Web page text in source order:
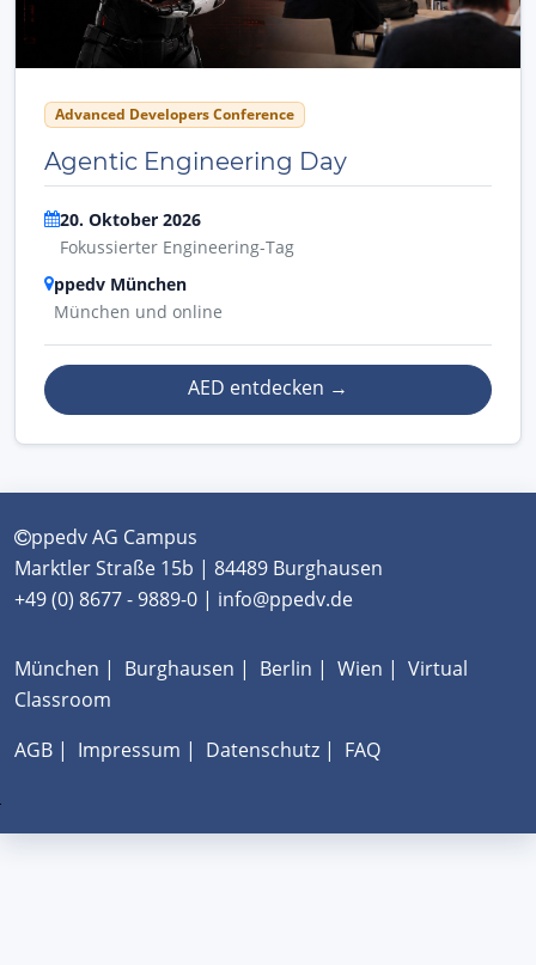
Advanced Developers Conference
Agentic Engineering Day
20. Oktober 2026
Fokussierter Engineering-Tag
ppedv München
München und online
AED entdecken →
ppedv AG Campus
Marktler Straße 15b | 84489 Burghausen
+49 (0) 8677 - 9889-0 | info@ppedv.de
München | Burghausen | Berlin | Wien | Virtual
Classroom
AGB | Impressum | Datenschutz | FAQ